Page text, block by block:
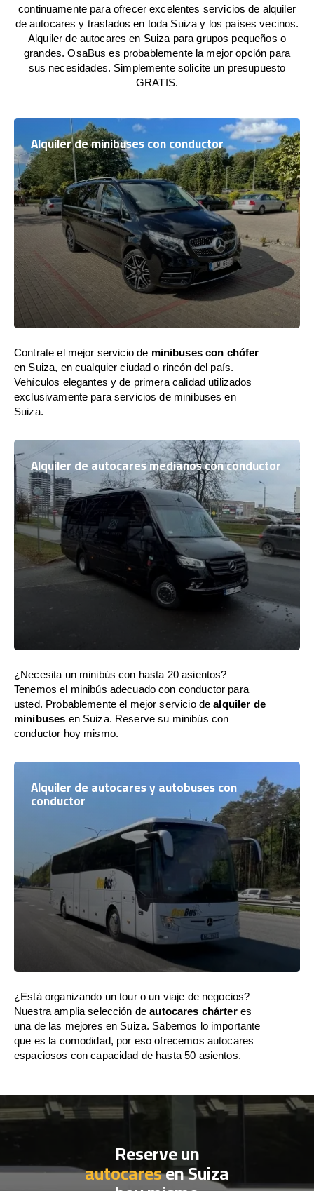
continuamente para ofrecer excelentes servicios de alquiler
de autocares y traslados en toda Suiza y los países vecinos.
Alquiler de autocares en Suiza para grupos pequeños o
grandes. OsaBus es probablemente la mejor opción para
sus necesidades. Simplemente solicite un presupuesto
GRATIS.
Alquiler de minibuses con conductor
Contrate el mejor servicio de minibuses con chófer
en Suiza, en cualquier ciudad o rincón del país.
Vehículos elegantes y de primera calidad utilizados
exclusivamente para servicios de minibuses en
Suiza.
Alquiler de autocares medianos con conductor
¿Necesita un minibús con hasta 20 asientos?
Tenemos el minibús adecuado con conductor para
usted. Probablemente el mejor servicio dealquiler de
minibuses en Suiza. Reserve su minibús con
conductor hoy mismo.
Alquiler de autocares y autobuses con
conductor
¿Está organizando un tour o un viaje de negocios?
Nuestra amplia selección deautocares chárteres
una de las mejores en Suiza. Sabemos lo importante
que es la comodidad, por eso ofrecemos autocares
espaciosos con capacidad de hasta 50 asientos.
Reserve un
autocaresen Suiza